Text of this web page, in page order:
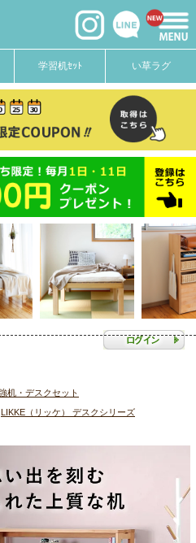
学習机ｾｯﾄ い草ラグ
机・デスクセット
LIKKE（リッケ） デスクシリーズ